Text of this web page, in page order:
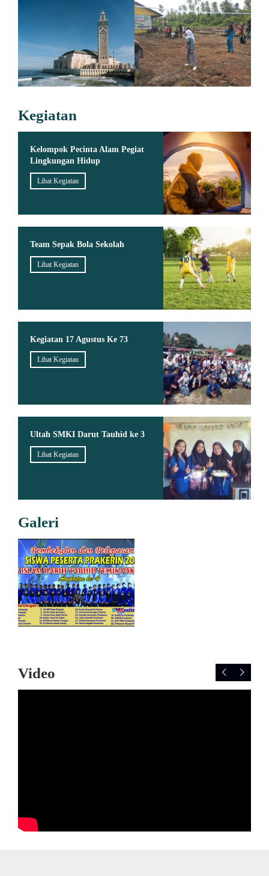
Kegiatan
Kelompok Pecinta Alam Pegiat
Lingkungan Hidup
Lihat Kegiatan
Team Sepak Bola Sekolah
Lihat Kegiatan
Kegiatan 17 Agustus Ke 73
Lihat Kegiatan
Ultah SMKI Darut Tauhid ke 3
Lihat Kegiatan
Galeri
Video